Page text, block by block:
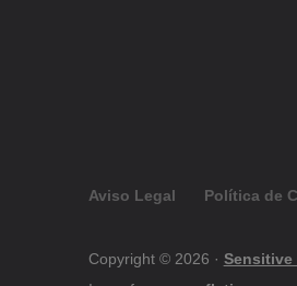
Aviso Legal Política de
Copyright © 2026 · Sensitive